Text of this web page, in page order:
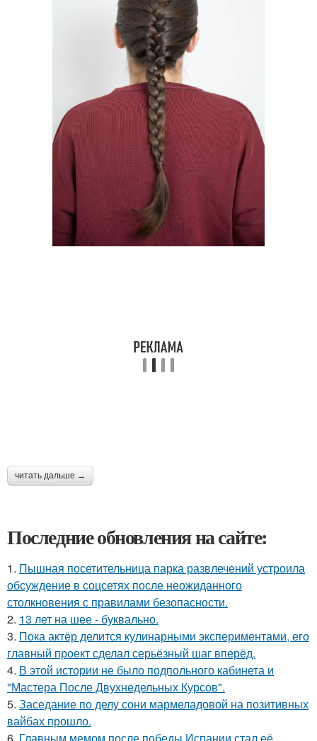
читать дальше →
Последние обновления на сайте:
1. Пышная посетительница парка развлечений устроила
обсуждение в соцсетях после неожиданного
столкновения с правилами безопасности.
2. 13 лет на шее - буквально.
3. Пока актёр делится кулинарными экспериментами, его
главный проект сделал серьёзный шаг вперёд.
4. В этой истории не было подпольного кабинета и
"Мастера После Двухнедельных Курсов".
5. Заседание по делу сони мармеладовой на позитивных
вайбах прошло.